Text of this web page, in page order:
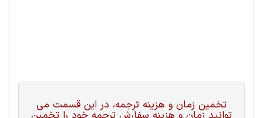
تخمین زمان و هزینه ترجمه، در این قسمت می